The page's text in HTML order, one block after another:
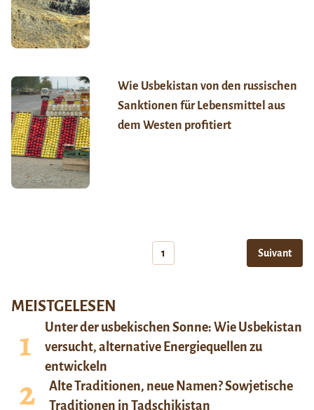
Wie Usbekistan von den russischen
Sanktionen für Lebensmittel aus
dem Westen profitiert
1 Suivant
MEISTGELESEN
Unter der usbekischen Sonne: Wie Usbekistan
versucht, alternative Energiequellen zu
entwickeln
Alte Traditionen, neue Namen? Sowjetische
Traditionen in Tadschikistan